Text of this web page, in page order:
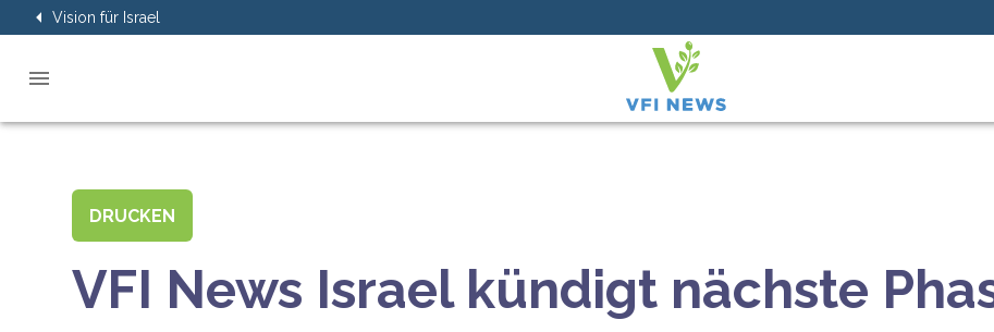
Vision für Israel
DRUCKEN
VFI News Israel kündigt nächste